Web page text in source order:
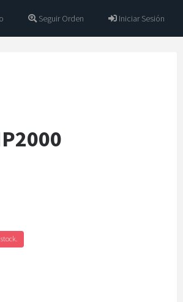
Seguir Orden Iniciar Sesión